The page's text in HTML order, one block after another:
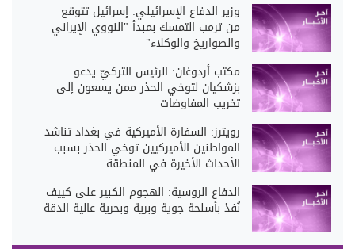
وزير الدفاع الإسرائيلي: إسرائيل تتوقع
من ترمب التمسك بمبدأ "النووي الإيراني
والصواريخ والوكلاء"
مكتب أردوغان: الرئيس التركيّ يدعو
بزشكيان لتوخي الحذر ممن يسعون إلى
تخريب المفاوضات
رويترز: السفارة الأميركية في بغداد تناشد
المواطنين الأميركيين توخي الحذر بسبب
الأحداث الأخيرة في المنطقة
الدفاع الروسية: الهجوم الكبير على كييف
نُفذ بأسلحة جوية وبرية وبحرية عالية الدقة